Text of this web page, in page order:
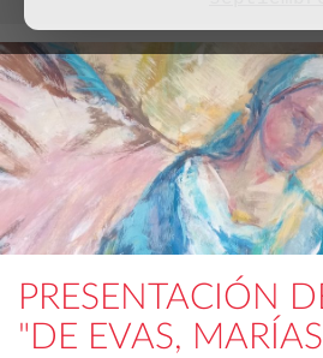
PRESENTACIÓN
"DE EVAS,